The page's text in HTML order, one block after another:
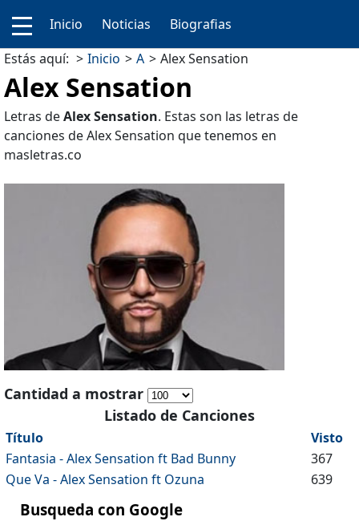
Inicio Noticias
Biografias
Estás aquí:
Inicio A Alex Sensation
Alex Sensation
Letras deAlex Sensation. Estas son las letras de
canciones de Alex Sensation que tenemos en
masletras.co
Cantidad a mostrar
Listado de Canciones
Título
Visto
Fantasia - Alex Sensation ft Bad Bunny
367
Que Va - Alex Sensation ft Ozuna
639
Busqueda con Google